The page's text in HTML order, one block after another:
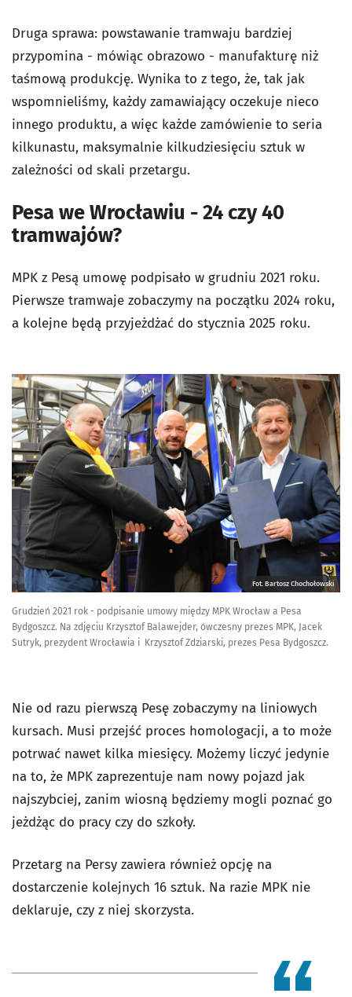
Druga sprawa: powstawanie tramwaju bardziej
przypomina - mówiąc obrazowo - manufakturę niż
taśmową produkcję. Wynika to z tego, że, tak jak
wspomnieliśmy, każdy zamawiający oczekuje nieco
innego produktu, a więc każde zamówienie to seria
kilkunastu, maksymalnie kilkudziesięciu sztuk w
zależności od skali przetargu.
Pesa we Wrocławiu - 24 czy 40
tramwajów?
MPK z Pesą umowę podpisało w grudniu 2021 roku.
Pierwsze tramwaje zobaczymy na początku 2024 roku,
a kolejne będą przyjeżdżać do stycznia 2025 roku.
Fot. Bartosz Chochołowski
Grudzień 2021 rok - podpisanie umowy między MPK Wrocław a Pesa
Bydgoszcz. Na zdjęciu Krzysztof Balawejder, ówczesny prezes MPK, Jacek
Sutryk, prezydent Wrocławia i Krzysztof Zdziarski, prezes Pesa Bydgoszcz.
Nie od razu pierwszą Pesę zobaczymy na liniowych
kursach. Musi przejść proces homologacji, a to może
potrwać nawet kilka miesięcy. Możemy liczyć jedynie
na to, że MPK zaprezentuje nam nowy pojazd jak
najszybciej, zanim wiosną będziemy mogli poznać go
jeżdżąc do pracy czy do szkoły.
Przetarg na Persy zawiera również opcję na
dostarczenie kolejnych 16 sztuk. Na razie MPK nie
deklaruje, czy z niej skorzysta.